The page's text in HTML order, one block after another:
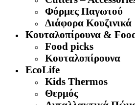
Φόρμες Παγωτού
Διάφορα Κουζινικά
Κουταλοπίρουνα &
Food picks
Κουταλοπίρουνα
EcoLife
Kids Thermos
Θερμός